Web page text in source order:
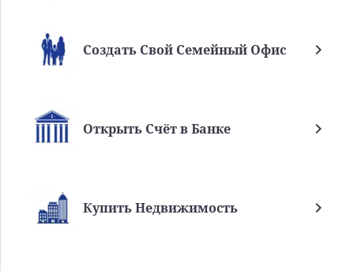
Создать Свой Семейный Офис
Открыть Счёт в Банке
Купить Недвижимость